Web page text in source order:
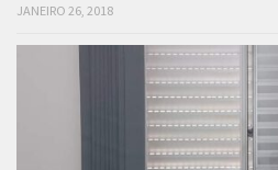
JANEIRO 26, 2018